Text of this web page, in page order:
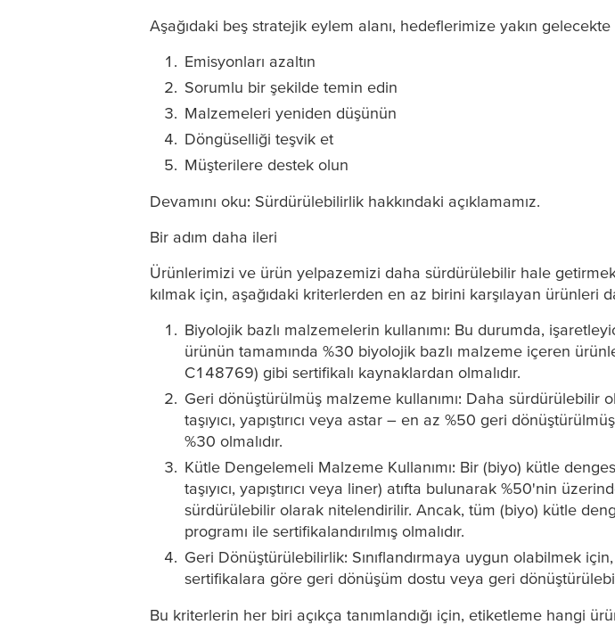
Aşağıdaki beş stratejik eylem alanı, hedeflerimize yakın gelecekte
Emisyonları azaltın
Sorumlu bir şekilde temin edin
Malzemeleri yeniden düşünün
Döngüselliği teşvik et
Müşterilere destek olun
Devamını oku: Sürdürülebilirlik hakkındaki açıklamamız.
Bir adım daha ileri
Ürünlerimizi ve ürün yelpazemizi daha sürdürülebilir hale getirmek
kılmak için, aşağıdaki kriterlerden en az birini karşılayan ürünleri
Biyolojik bazlı malzemelerin kullanımı: Bu durumda,
ürünün tamamında %30 biyolojik bazlı malzeme içeren
C148769) gibi sertifikalı kaynaklardan olmalıdır.
Geri dönüştürülmüş malzeme kullanımı: Daha sürdürülebilir
taşıyıcı, yapıştırıcı veya astar – en az %50 geri
%30 olmalıdır.
Kütle Dengelemeli Malzeme Kullanımı: Bir (biyo) kütle
taşıyıcı, yapıştırıcı veya liner) atıfta bulunarak %50'nin
sürdürülebilir olarak nitelendirilir. Ancak, tüm (biyo) kütle
programı ile sertifikalandırılmış olmalıdır.
Geri Dönüştürülebilirlik: Sınıflandırmaya uygun olabilmek
sertifikalara göre geri dönüşüm dostu veya geri
Bu kriterlerin her biri açıkça tanımlandığı için, etiketleme hangi